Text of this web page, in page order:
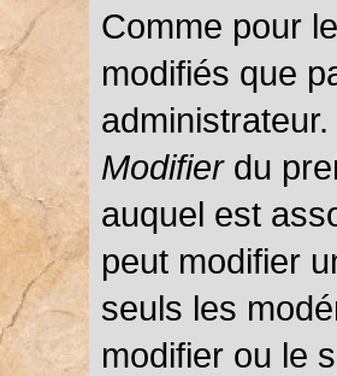
Comme pour
modifiés que
Modifierdu
auquel est
peut modifier
seuls les
modifier ou le